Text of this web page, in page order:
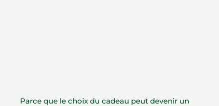
Parce que le choix du cadeau peut devenir un